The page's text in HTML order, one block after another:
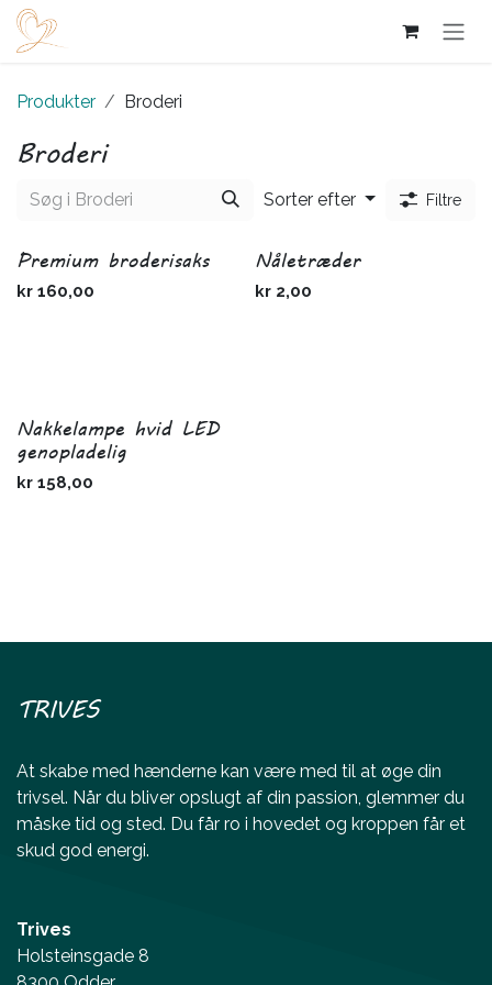
Skip to Content
Produkter Broderi
Broderi
Sorter efter Filtre
Premium broderisaks
kr 160,00
Nåletræder
kr 2,00
Nakkelampe hvid LED
genopladelig
kr 158,00
TRIVES
At skabe med hænderne kan være med til at øge din
trivsel. Når du bliver opslugt af din passion, glemmer du
måske tid og sted. Du får ro i hovedet og kroppen får et
skud god energi.
Trives
Holsteinsgade 8